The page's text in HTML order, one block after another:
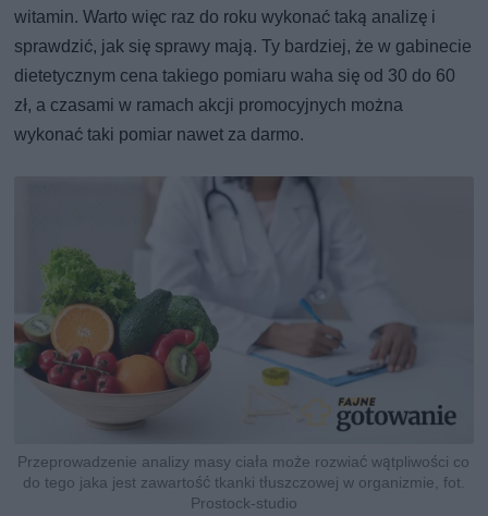
witamin. Warto więc raz do roku wykonać taką analizę i
sprawdzić, jak się sprawy mają. Ty bardziej, że w gabinecie
dietetycznym cena takiego pomiaru waha się od 30 do 60
zł, a czasami w ramach akcji promocyjnych można
wykonać taki pomiar nawet za darmo.
Przeprowadzenie analizy masy ciała może rozwiać wątpliwości co
do tego jaka jest zawartość tkanki tłuszczowej w organizmie, fot.
Prostock-studio